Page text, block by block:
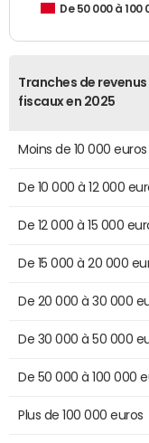
De 50 000 à 100
Tranches de revenus
fiscaux en 2025
Moins de 10 000 euros
De 10 000 à 12 000
De 12 000 à 15 000
De 15 000 à 20 000
De 20 000 à 30 000
De 30 000 à 50 000
De 50 000 à 100 000
Plus de 100 000 euros